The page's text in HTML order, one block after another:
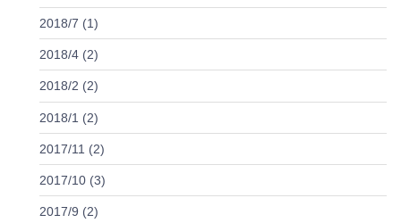
2018/7 (1)
2018/4 (2)
2018/2 (2)
2018/1 (2)
2017/11 (2)
2017/10 (3)
2017/9 (2)